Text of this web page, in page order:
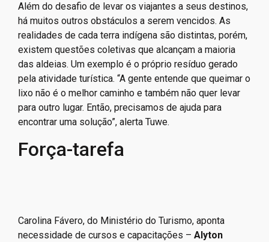
Além do desafio de levar os viajantes a seus destinos,
há muitos outros obstáculos a serem vencidos. As
realidades de cada terra indígena são distintas, porém,
existem questões coletivas que alcançam a maioria
das aldeias. Um exemplo é o próprio resíduo gerado
pela atividade turística. “A gente entende que queimar o
lixo não é o melhor caminho e também não quer levar
para outro lugar. Então, precisamos de ajuda para
encontrar uma solução”, alerta Tuwe.
Força-tarefa
Carolina Fávero, do Ministério do Turismo, aponta
necessidade de cursos e capacitações – Alyton